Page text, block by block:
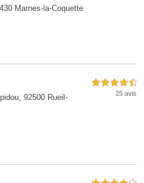
Marnes-la-Coquette
92500 Rueil-
4,5 étoiles sur 5
25 avis